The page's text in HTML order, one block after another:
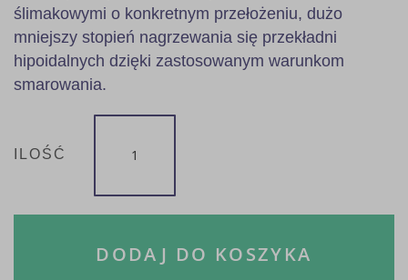
ślimakowymi o konkretnym przełożeniu, dużo
mniejszy stopień nagrzewania się przekładni
hipoidalnych dzięki zastosowanym warunkom
smarowania.
ILOŚĆ
DODAJ DO KOSZYKA